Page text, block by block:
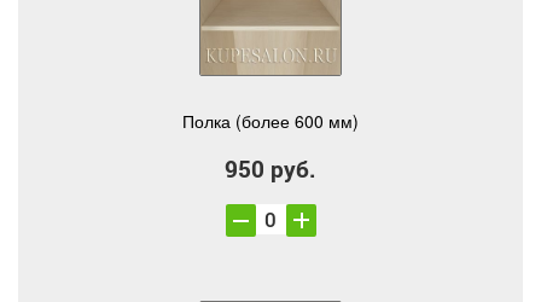
Полка (более 600 мм)
950 руб.